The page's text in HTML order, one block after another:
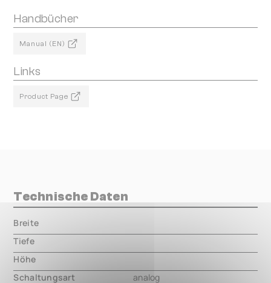
Handbücher
Manual (EN)
Links
Product Page
Technische Daten
Breite
Tiefe
Höhe
Schaltungsart
analog